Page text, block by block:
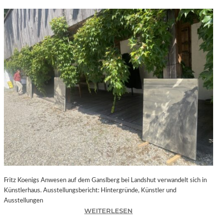
Fritz Koenigs Anwesen auf dem Ganslberg bei Landshut verwandelt sich in
Künstlerhaus. Ausstellungsbericht: Hintergründe, Künstler und
Ausstellungen
WEITERLESEN